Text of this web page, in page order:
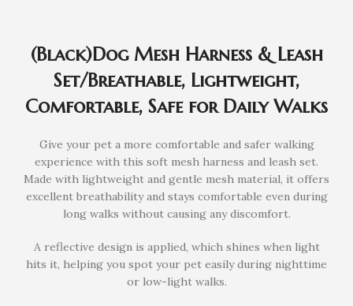
(Black)Dog Mesh Harness & Leash
Set/Breathable, Lightweight,
Comfortable, Safe for Daily Walks
Give your pet a more comfortable and safer walking
experience with this soft mesh harness and leash set.
Made with lightweight and gentle mesh material, it offers
excellent breathability and stays comfortable even during
long walks without causing any discomfort.
A reflective design is applied, which shines when light
hits it, helping you spot your pet easily during nighttime
or low-light walks.